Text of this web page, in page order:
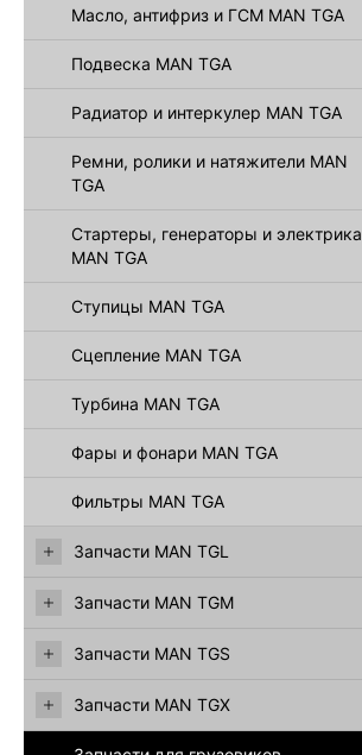
Масло, антифриз и ГСМ MAN TGA
Подвеска MAN TGA
Радиатор и интеркулер MAN TGA
Ремни, ролики и натяжители MAN
TGA
Стартеры, генераторы и электрика
MAN TGA
Ступицы MAN TGA
Сцепление MAN TGA
Турбина MAN TGA
Фары и фонари MAN TGA
Фильтры MAN TGA
Запчасти MAN TGL
Запчасти MAN TGM
Запчасти MAN TGS
Запчасти MAN TGX